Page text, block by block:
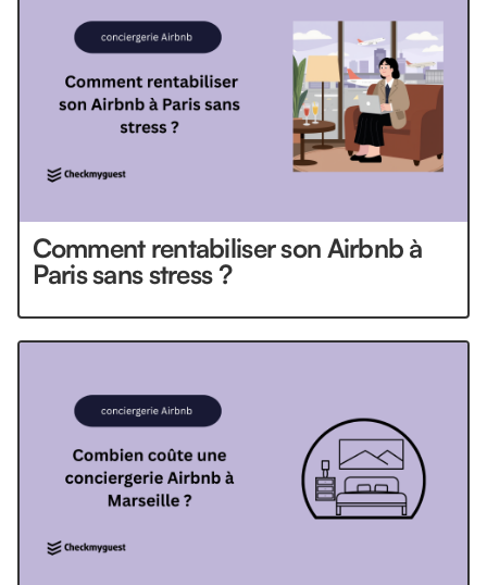
Comment rentabiliser son Airbnb à
Paris sans stress ?